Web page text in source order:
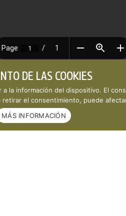
DE LAS COOKIES
la información del dispositivo. El
el consentimiento, puede
MÁS INFORMACIÓN